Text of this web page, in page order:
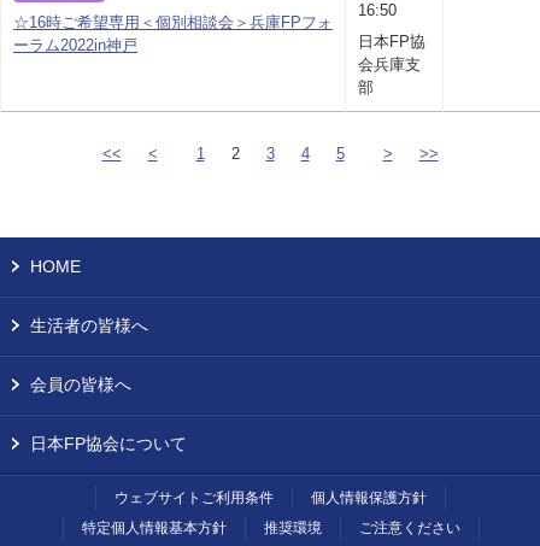
☆16時ご希望専用＜個別相談会＞兵庫FPフォ
ーラム2022in神戸
16:50
日本FP協
会兵庫支
部
<< < 1 2 3 4 5 > >>
HOME
生活者の皆様へ
会員の皆様へ
日本FP協会について
ウェブサイトご利用条件
個人情報保護方針
特定個人情報基本方針
推奨環境 ご注意ください